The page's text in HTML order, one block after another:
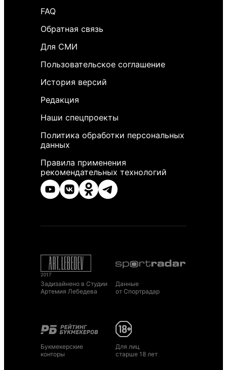
FAQ
Обратная связь
Для СМИ
Пользовательское соглашение
История версий
Редакция
Наши спецпроекты
Политика обработки персональных
данных
Правила применения
рекомендательных технологий
Задизайнено в Студии
Артемия Лебедева
Данные
от Спортрадар
Букмекерские
конторы
Для лиц
старше 18 лет